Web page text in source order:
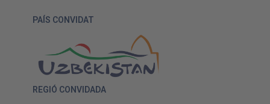
PAÍS CONVIDAT
REGIÓ CONVIDADA